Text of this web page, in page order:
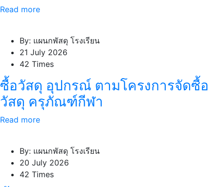
Read more
By: แผนกพัสดุ โรงเรียน
21 July 2026
42 Times
ซื้อวัสดุ อุปกรณ์ ตามโครงการจัดซื้อ
วัสดุ ครุภัณฑ์กีฬา
Read more
By: แผนกพัสดุ โรงเรียน
20 July 2026
42 Times